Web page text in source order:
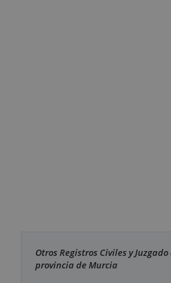
Otros Registros Civiles y
provincia de Murcia